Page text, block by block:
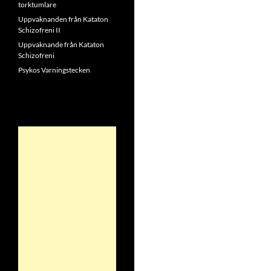
torktumlare
Uppvaknanden från Kataton
Schizofreni II
Uppvaknande från Kataton
Schizofreni
Psykos Varningstecken